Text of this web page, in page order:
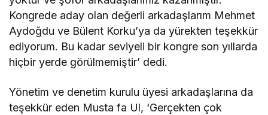
Kongrede aday olan değerli arkadaşlarım Mehmet
Aydoğdu ve Bülent Korku’ya da yürekten teşekkür
ediyorum. Bu kadar seviyeli bir kongre son yıllarda
hiçbir yerde görülmemiştir’ dedi.
Yönetim ve denetim kurulu üyesi arkadaşlarına da
teşekkür eden Musta fa Ul, ‘Gerçekten çok